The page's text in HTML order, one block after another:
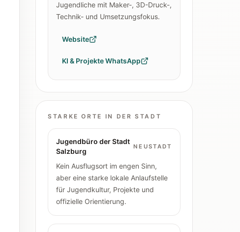
Jugendliche mit Maker-, 3D-Druck-,
Technik- und Umsetzungsfokus.
Website
KI & Projekte WhatsApp
STARKE ORTE IN DER STADT
Jugendbüro der Stadt
Salzburg
NEUSTADT
Kein Ausflugsort im engen Sinn,
aber eine starke lokale Anlaufstelle
für Jugendkultur, Projekte und
offizielle Orientierung.